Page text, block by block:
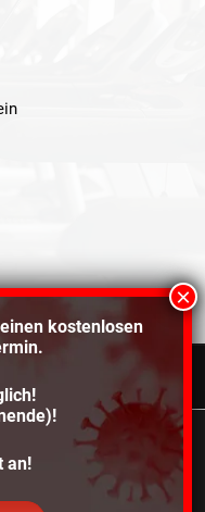
All Rights Reserved.
Nord
Datenschutz
kostenlosen
an!
bestmögliche
welche Cookies